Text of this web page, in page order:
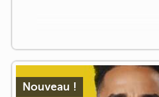
Nouveau !